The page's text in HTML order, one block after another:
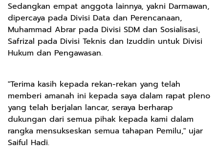
Sedangkan empat anggota lainnya, yakni Darmawan,
dipercaya pada Divisi Data dan Perencanaan,
Muhammad Abrar pada Divisi SDM dan Sosialisasi,
Safrizal pada Divisi Teknis dan Izuddin untuk Divisi
Hukum dan Pengawasan.
"Terima kasih kepada rekan-rekan yang telah
memberi amanah ini kepada saya dalam rapat pleno
yang telah berjalan lancar, seraya berharap
dukungan dari semua pihak kepada kami dalam
rangka mensukseskan semua tahapan Pemilu," ujar
Saiful Hadi.